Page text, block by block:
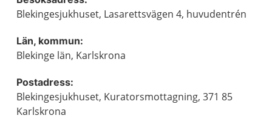
Blekingesjukhuset, Lasarettsvägen 4, huvudentrén
Län, kommun:
Blekinge län, Karlskrona
Postadress:
Blekingesjukhuset, Kuratorsmottagning, 371 85
Karlskrona